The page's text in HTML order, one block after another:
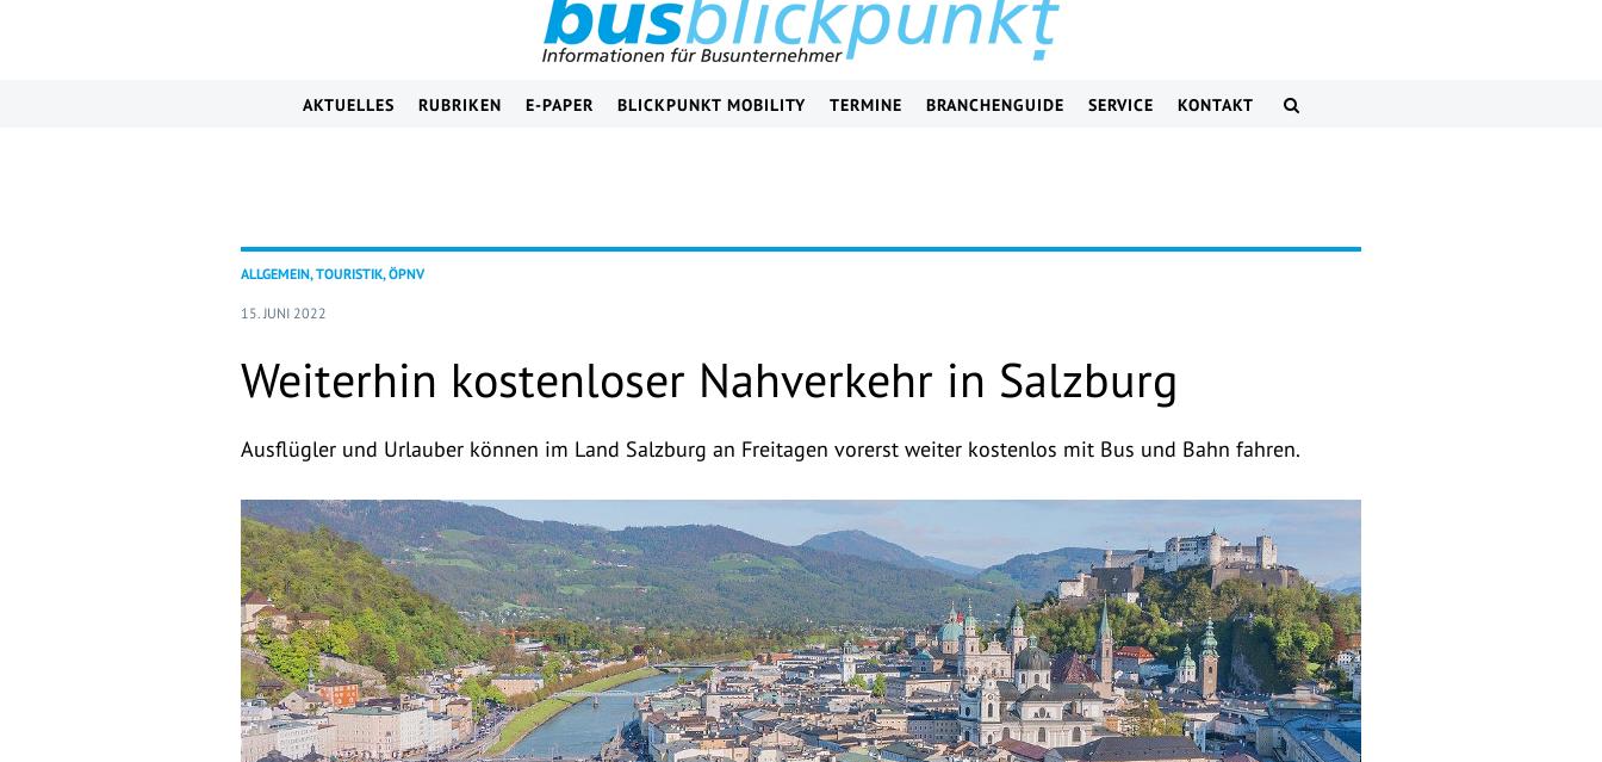
AKTUELLES RUBRIKEN E-PAPER BLICKPUNKT MOBILITY TERMINE BRANCHENGUIDE SERVICE KONTAKT
ALLGEMEIN, TOURISTIK, ÖPNV
15. JUNI 2022
Weiterhin kostenloser Nahverkehr in Salzburg
Ausflügler und Urlauber können im Land Salzburg an Freitagen vorerst weiter kostenlos mit Bus und Bahn fahren.